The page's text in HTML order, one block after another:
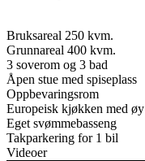
Bruksareal 250 kvm.
Grunnareal 400 kvm.
3 soverom og 3 bad
Åpen stue med spiseplass
Oppbevaringsrom
Europeisk kjøkken med øy
Eget svømmebasseng
Takparkering for 1 bil
Videoer